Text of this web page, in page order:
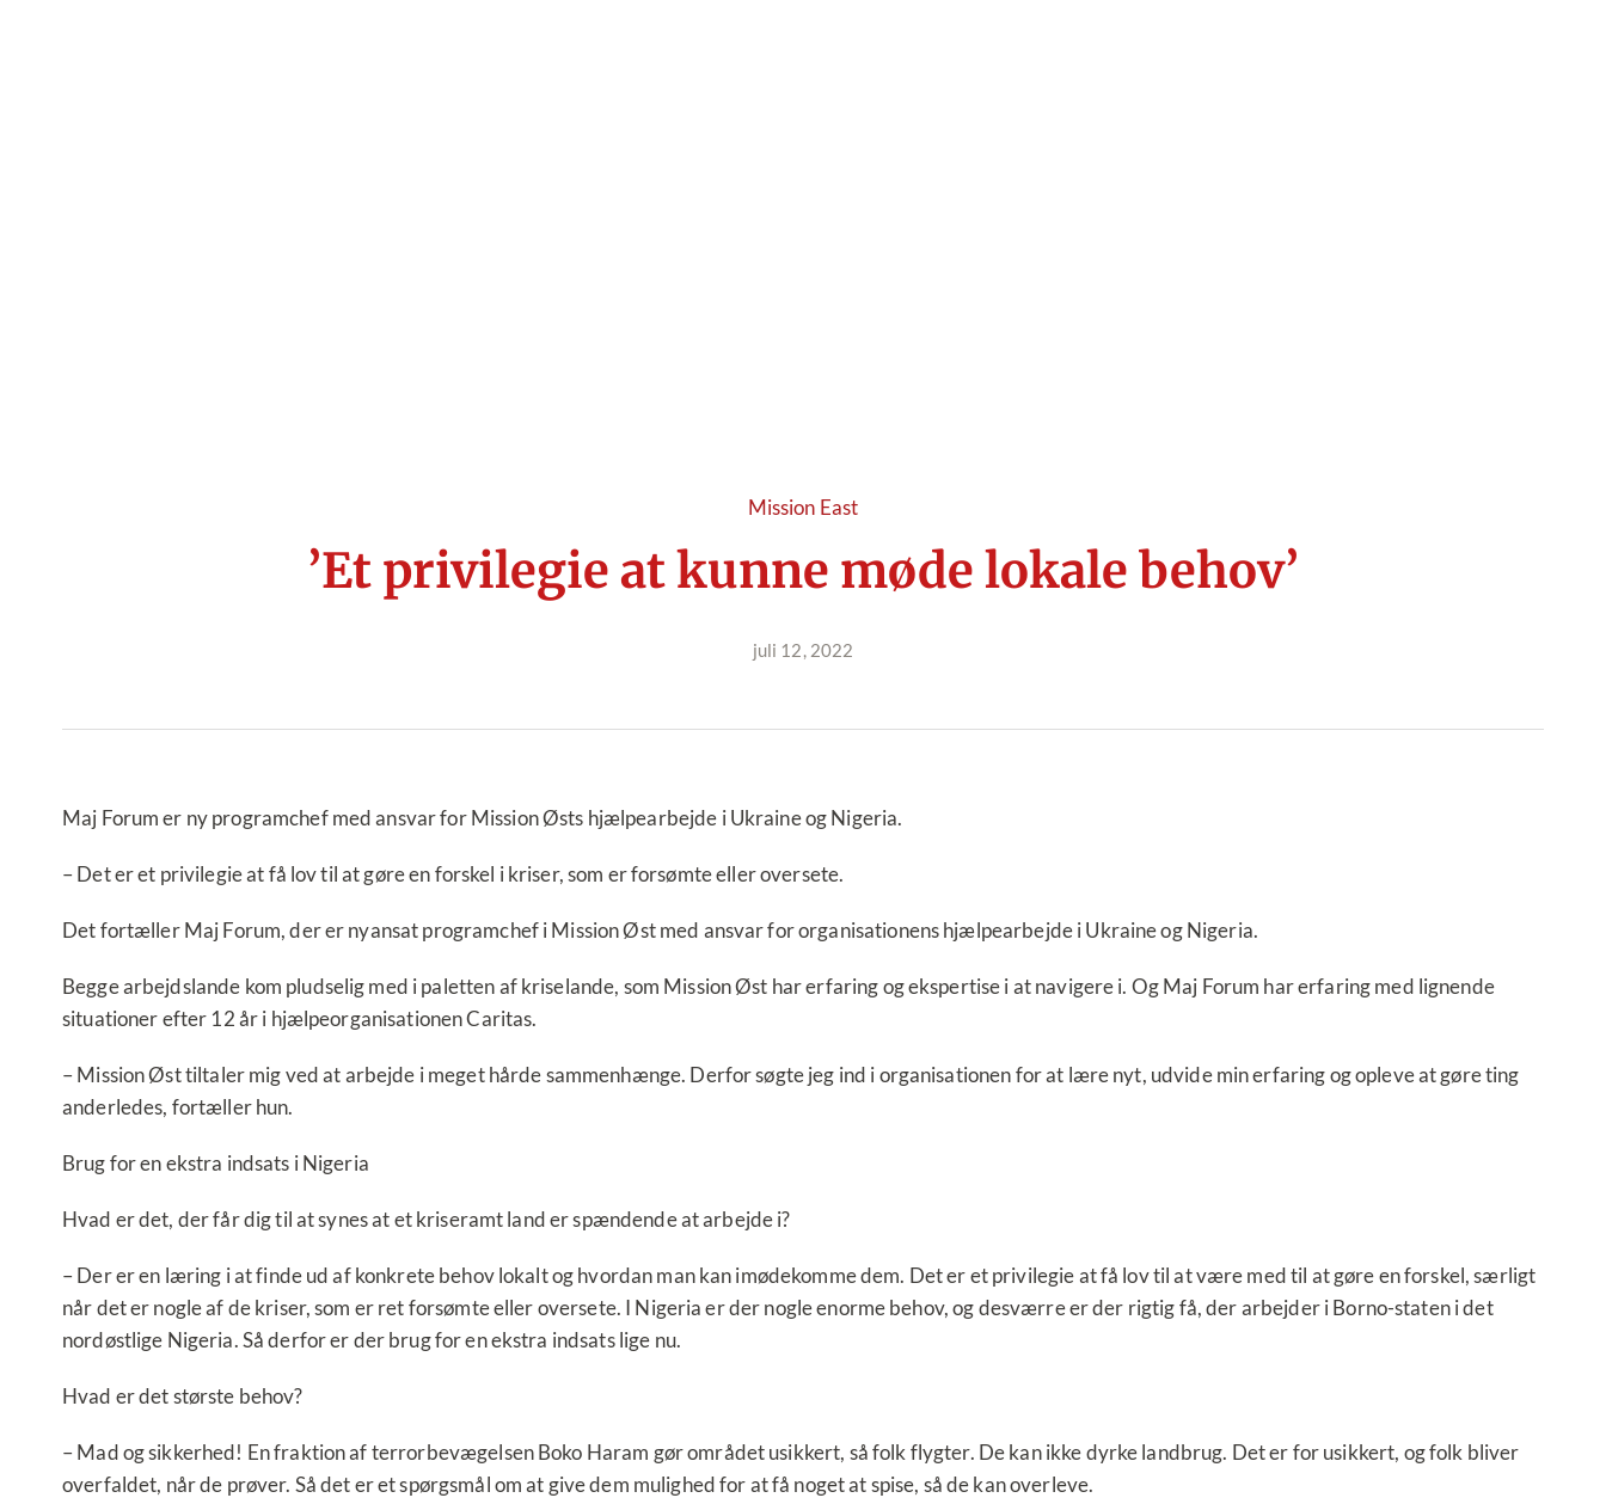
Mission East
’Et privilegie at kunne møde lokale behov’
juli 12, 2022
Maj Forum er ny programchef med ansvar for Mission Østs hjælpearbejde i Ukraine og Nigeria.
– Det er et privilegie at få lov til at gøre en forskel i kriser, som er forsømte eller oversete.
Det fortæller Maj Forum, der er nyansat programchef i Mission Øst med ansvar for organisationens hjælpearbejde i Ukraine og Nigeria.
Begge arbejdslande kom pludselig med i paletten af kriselande, som Mission Øst har erfaring og ekspertise i at navigere i. Og Maj Forum har erfaring med lignende
situationer efter 12 år i hjælpeorganisationen Caritas.
– Mission Øst tiltaler mig ved at arbejde i meget hårde sammenhænge. Derfor søgte jeg ind i organisationen for at lære nyt, udvide min erfaring og opleve at gøre ting
anderledes, fortæller hun.
Brug for en ekstra indsats i Nigeria
Hvad er det, der får dig til at synes at et kriseramt land er spændende at arbejde i?
– Der er en læring i at finde ud af konkrete behov lokalt og hvordan man kan imødekomme dem. Det er et privilegie at få lov til at være med til at gøre en forskel, særligt
når det er nogle af de kriser, som er ret forsømte eller oversete. I Nigeria er der nogle enorme behov, og desværre er der rigtig få, der arbejder i Borno-staten i det
nordøstlige Nigeria. Så derfor er der brug for en ekstra indsats lige nu.
Hvad er det største behov?
– Mad og sikkerhed! En fraktion af terrorbevægelsen Boko Haram gør området usikkert, så folk flygter. De kan ikke dyrke landbrug. Det er for usikkert, og folk bliver
overfaldet, når de prøver. Så det er et spørgsmål om at give dem mulighed for at få noget at spise, så de kan overleve.